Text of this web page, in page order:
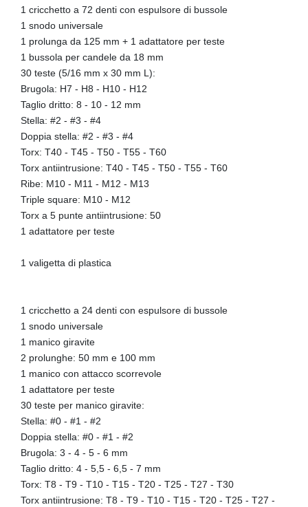
1 cricchetto a 72 denti con espulsore di bussole
1 snodo universale
1 prolunga da 125 mm + 1 adattatore per teste
1 bussola per candele da 18 mm
30 teste (5/16 mm x 30 mm L):
Brugola: H7 - H8 - H10 - H12
Taglio dritto: 8 - 10 - 12 mm
Stella: #2 - #3 - #4
Doppia stella: #2 - #3 - #4
Torx: T40 - T45 - T50 - T55 - T60
Torx antiintrusione: T40 - T45 - T50 - T55 - T60
Ribe: M10 - M11 - M12 - M13
Triple square: M10 - M12
Torx a 5 punte antiintrusione: 50
1 adattatore per teste
1 valigetta di plastica
1 cricchetto a 24 denti con espulsore di bussole
1 snodo universale
1 manico giravite
2 prolunghe: 50 mm e 100 mm
1 manico con attacco scorrevole
1 adattatore per teste
30 teste per manico giravite:
Stella: #0 - #1 - #2
Doppia stella: #0 - #1 - #2
Brugola: 3 - 4 - 5 - 6 mm
Taglio dritto: 4 - 5,5 - 6,5 - 7 mm
Torx: T8 - T9 - T10 - T15 - T20 - T25 - T27 - T30
Torx antiintrusione: T8 - T9 - T10 - T15 - T20 - T25 - T27 -